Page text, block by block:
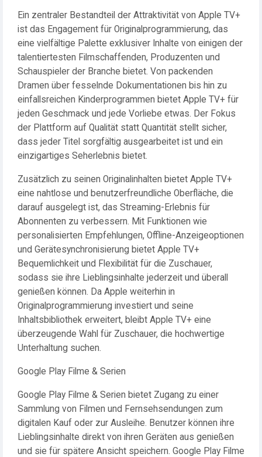
Ein zentraler Bestandteil der Attraktivität von Apple TV+
ist das Engagement für Originalprogrammierung, das
eine vielfältige Palette exklusiver Inhalte von einigen der
talentiertesten Filmschaffenden, Produzenten und
Schauspieler der Branche bietet. Von packenden
Dramen über fesselnde Dokumentationen bis hin zu
einfallsreichen Kinderprogrammen bietet Apple TV+ für
jeden Geschmack und jede Vorliebe etwas. Der Fokus
der Plattform auf Qualität statt Quantität stellt sicher,
dass jeder Titel sorgfältig ausgearbeitet ist und ein
einzigartiges Seherlebnis bietet.
Zusätzlich zu seinen Originalinhalten bietet Apple TV+
eine nahtlose und benutzerfreundliche Oberfläche, die
darauf ausgelegt ist, das Streaming-Erlebnis für
Abonnenten zu verbessern. Mit Funktionen wie
personalisierten Empfehlungen, Offline-Anzeigeoptionen
und Gerätesynchronisierung bietet Apple TV+
Bequemlichkeit und Flexibilität für die Zuschauer,
sodass sie ihre Lieblingsinhalte jederzeit und überall
genießen können. Da Apple weiterhin in
Originalprogrammierung investiert und seine
Inhaltsbibliothek erweitert, bleibt Apple TV+ eine
überzeugende Wahl für Zuschauer, die hochwertige
Unterhaltung suchen.
Google Play Filme & Serien
Google Play Filme & Serien bietet Zugang zu einer
Sammlung von Filmen und Fernsehsendungen zum
digitalen Kauf oder zur Ausleihe. Benutzer können ihre
Lieblingsinhalte direkt von ihren Geräten aus genießen
und sie für spätere Ansicht speichern. Google Play Filme